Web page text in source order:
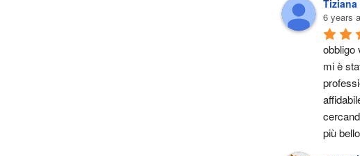
Tiziana
6 years
obbligo
mi è
più